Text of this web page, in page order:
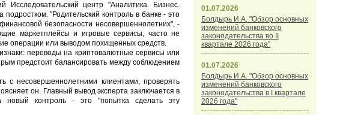
центр "Аналитика. Бизнес.
"Родительский контроль в банке - это
безопасности несовершеннолетних", -
маркетплейсы и игровые сервисы, часто не
операции или выводом похищенных средств.
переводы на криптовалютные сервисы или
предстоит балансировать между соблюдением
с несовершеннолетними клиентами, проверять
он. Главный вывод эксперта заключается в
контроль - это "попытка сделать эту
01.07.2026
Болдырь И.А. "Обзор основных
изменений банковского
законодательства во II
квартале 2026 года"
01.07.2026
Болдырь И.А. "Обзор основных
изменений банковского
законодательства в I квартале
2026 года"